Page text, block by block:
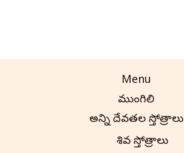
Menu
ముంగిలి
అన్ని దేవతల స్తోత్రాలు
శివ స్తోత్రాలు